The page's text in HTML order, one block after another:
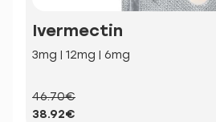
Ivermectin
3mg | 12mg | 6mg
46.70€
38.92€